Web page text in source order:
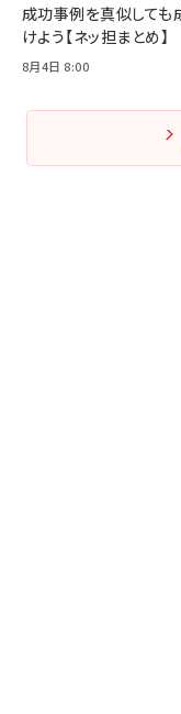
成功事例を真似しても
けよう【ネッ担まとめ】
8月4日 8:00